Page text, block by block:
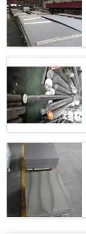
Okrągły pręt ze